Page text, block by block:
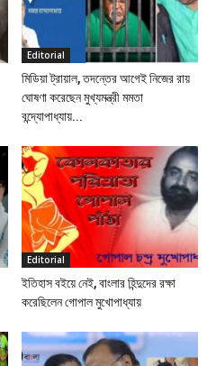
Editorial
মিডিয়া ট্রায়াল, তদন্তের আগেই নিজের রায়
ঘোষণা করেছেন মুখ্যমন্ত্রী মমতা
বন্দ্যোপাধ্যায়...
Editorial
ইতিহাস বইয়ে নেই, বাংলার হিন্দুদের রক্ষা
করেছিলেন গোপাল মুখোপাধ্যায়